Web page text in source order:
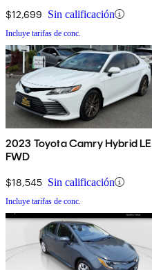
$12,699 Sin calificación
Incluye tarifas de conc.
2023 Toyota Camry Hybrid LE
FWD
$18,545 Sin calificación
Incluye tarifas de conc.